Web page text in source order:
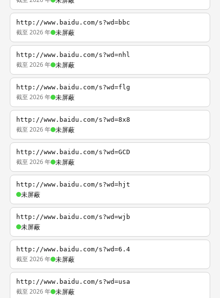
http://www.baidu.com/s?wd=bbc
截至 2026 年 未屏蔽
http://www.baidu.com/s?wd=nhl
截至 2026 年 未屏蔽
http://www.baidu.com/s?wd=flg
截至 2026 年 未屏蔽
http://www.baidu.com/s?wd=8x8
截至 2026 年 未屏蔽
http://www.baidu.com/s?wd=GCD
截至 2026 年 未屏蔽
http://www.baidu.com/s?wd=hjt
未屏蔽
http://www.baidu.com/s?wd=wjb
未屏蔽
http://www.baidu.com/s?wd=6.4
截至 2026 年 未屏蔽
http://www.baidu.com/s?wd=usa
截至 2026 年 未屏蔽